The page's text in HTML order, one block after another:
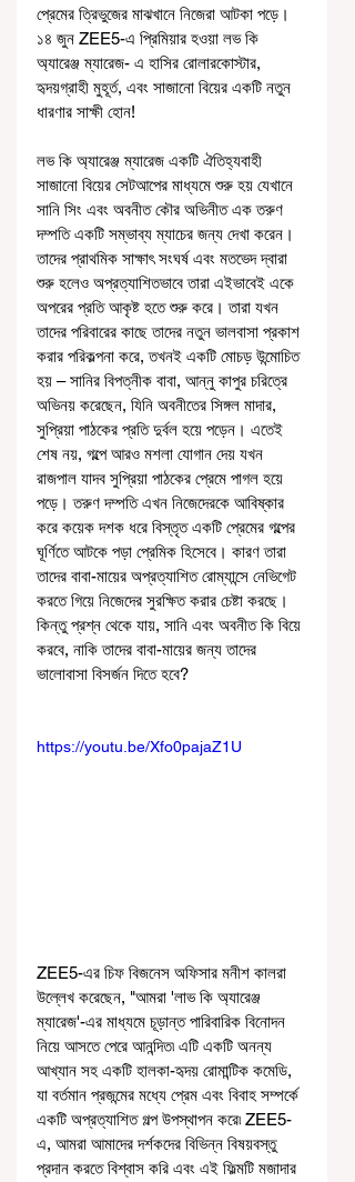
প্রেমের ত্রিভুজের মাঝখানে নিজেরা আটকা পড়ে।
১৪ জুন ZEE5-এ প্রিমিয়ার হওয়া লভ কি
অ্যারেঞ্জ ম্যারেজ- এ হাসির রোলারকোস্টার,
হৃদয়গ্রাহী মুহূর্ত, এবং সাজানো বিয়ের একটি নতুন
ধারণার সাক্ষী হোন!
লভ কি অ্যারেঞ্জ ম্যারেজ একটি ঐতিহ্যবাহী
সাজানো বিয়ের সেটআপের মাধ্যমে শুরু হয় যেখানে
সানি সিং এবং অবনীত কৌর অভিনীত এক তরুণ
দম্পতি একটি সম্ভাব্য ম্যাচের জন্য দেখা করেন।
তাদের প্রাথমিক সাক্ষাৎ সংঘর্ষ এবং মতভেদ দ্বারা
শুরু হলেও অপ্রত্যাশিতভাবে তারা এইভাবেই একে
অপরের প্রতি আকৃষ্ট হতে শুরু করে। তারা যখন
তাদের পরিবারের কাছে তাদের নতুন ভালবাসা প্রকাশ
করার পরিকল্পনা করে, তখনই একটি মোচড় উন্মোচিত
হয় – সানির বিপত্নীক বাবা, আন্নু কাপুর চরিত্রে
অভিনয় করেছেন, যিনি অবনীতের সিঙ্গল মাদার,
সুপ্রিয়া পাঠকের প্রতি দুর্বল হয়ে পড়েন। এতেই
শেষ নয়, গল্পে আরও মশলা যোগান দেয় যখন
রাজপাল যাদব সুপ্রিয়া পাঠকের প্রেমে পাগল হয়ে
পড়ে। তরুণ দম্পতি এখন নিজেদেরকে আবিষ্কার
করে কয়েক দশক ধরে বিস্তৃত একটি প্রেমের গল্পের
ঘূর্ণিতে আটকে পড়া প্রেমিক হিসেবে। কারণ তারা
তাদের বাবা-মায়ের অপ্রত্যাশিত রোম্যান্সে নেভিগেট
করতে গিয়ে নিজেদের সুরক্ষিত করার চেষ্টা করছে।
কিন্তু প্রশ্ন থেকে যায়, সানি এবং অবনীত কি বিয়ে
করবে, নাকি তাদের বাবা-মায়ের জন্য তাদের
ভালোবাসা বিসর্জন দিতে হবে?
https://youtu.be/Xfo0pajaZ1U
ZEE5-এর চিফ বিজনেস অফিসার মনীশ কালরা
উল্লেখ করেছেন, "আমরা 'লাভ কি অ্যারেঞ্জ
ম্যারেজ'-এর মাধ্যমে চূড়ান্ত পারিবারিক বিনোদন
নিয়ে আসতে পেরে আনন্দিত৷ এটি একটি অনন্য
আখ্যান সহ একটি হালকা-হৃদয় রোমান্টিক কমেডি,
যা বর্তমান প্রজন্মের মধ্যে প্রেম এবং বিবাহ সম্পর্কে
একটি অপ্রত্যাশিত গল্প উপস্থাপন করে৷ ZEE5-
এ, আমরা আমাদের দর্শকদের বিভিন্ন বিষয়বস্তু
প্রদান করতে বিশ্বাস করি এবং এই ফিল্মটি মজাদার